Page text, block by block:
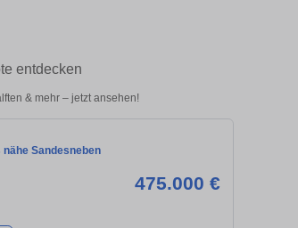
entdecken
& mehr – jetzt ansehen!
Sandesneben
475.000 €